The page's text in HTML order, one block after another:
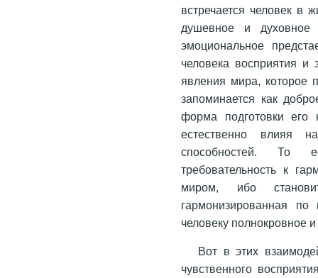
встречается человек в
душевное и духовное
эмоциональное
человека восприятия и
явления мира, которое
запоминается как
форма подготовки его
естественно влияя
способностей. То
требовательность к
миром, ибо
гармонизированная
человеку полнокровное
Вот в этих
чувственного